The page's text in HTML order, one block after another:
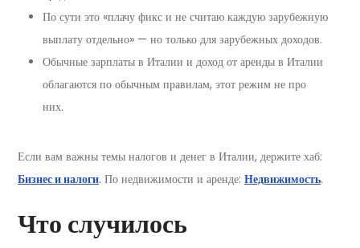
По сути это «плачу фикс и не считаю каждую зарубежную
выплату отдельно» — но только для зарубежных доходов.
Обычные зарплаты в Италии и доход от аренды в Италии
облагаются по обычным правилам, этот режим не про
них.
Если вам важны темы налогов и денег в Италии, держите хаб:
Бизнес и налоги. По недвижимости и аренде: Недвижимость.
Что случилось